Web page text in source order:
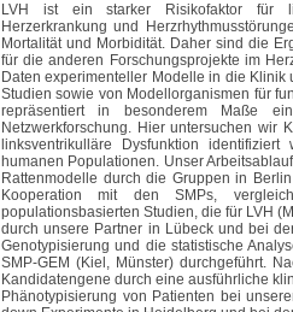
LVH ist ein starker Risikofaktor für
Herzerkrankung und
Mortalität und Morbidität. Daher sind die
für die anderen Forschungsprojekte im
Daten experimenteller Modelle in die
Studien sowie von Modellorganismen für
repräsentiert in besonderem Maße
Netzwerkforschung. Hier untersuchen wir
linksventrikulläre Dysfunktion
humanen Populationen. Unser
Rattenmodelle durch die Gruppen in
Kooperation mit den SMPs,
populationsbasierten Studien, die für LVH
durch unsere Partner in Lübeck und bei
Genotypisierung und die statistische
SMP-GEM (Kiel, Münster) durchgeführt.
Kandidatengene durch eine ausführliche
Phänotypisierung von Patienten bei